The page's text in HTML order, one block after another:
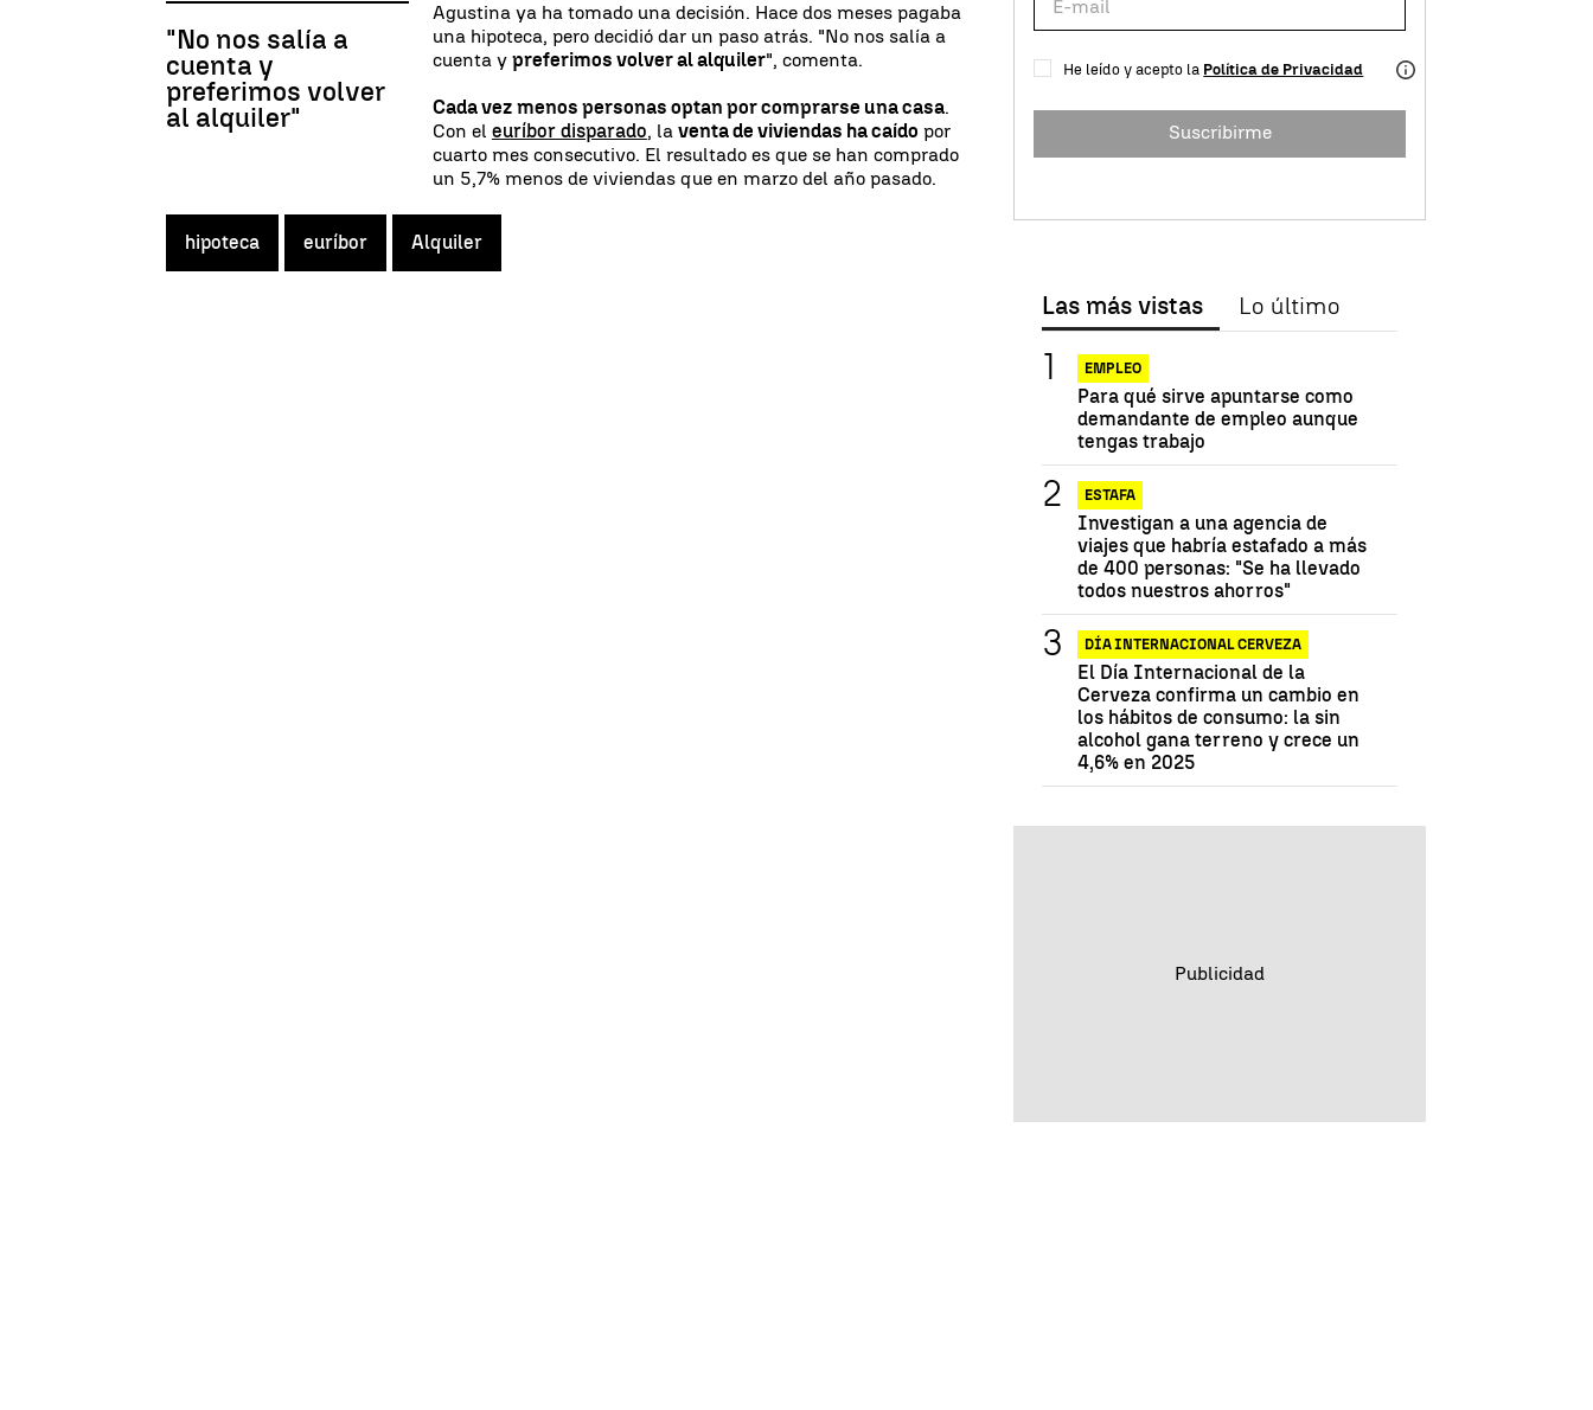
"No nos salía a
cuenta y
preferimos volver
al alquiler"
Agustina ya ha tomado una decisión. Hace dos meses pagaba
una hipoteca, pero decidió dar un paso atrás. "No nos salía a
cuenta y preferimos volver al alquiler", comenta.
Cada vez menos personas optan por comprarse una casa.
Con el euríbor disparado, la venta de viviendas ha caído por
cuarto mes consecutivo. El resultado es que se han comprado
un 5,7% menos de viviendas que en marzo del año pasado.
hipoteca euríbor Alquiler
He leído y acepto la Política de Privacidad
Suscribirme
Las más vistas Lo último
EMPLEO
Para qué sirve apuntarse como
demandante de empleo aunque
tengas trabajo
ESTAFA
Investigan a una agencia de
viajes que habría estafado a más
de 400 personas: "Se ha llevado
todos nuestros ahorros"
DÍA INTERNACIONAL CERVEZA
El Día Internacional de la
Cerveza confirma un cambio en
los hábitos de consumo: la sin
alcohol gana terreno y crece un
4,6% en 2025